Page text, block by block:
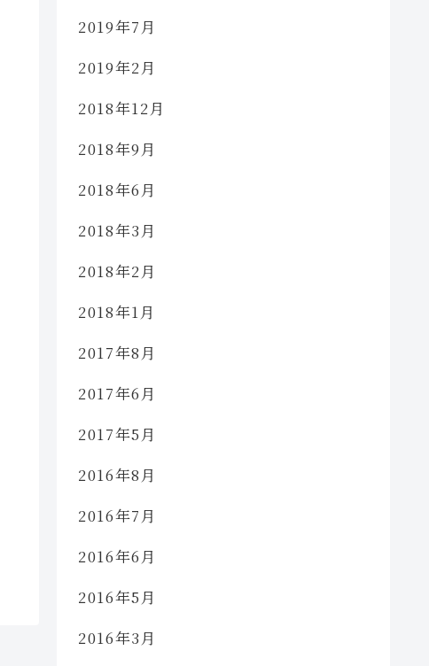
2019年7月
2019年2月
2018年12月
2018年9月
2018年6月
2018年3月
2018年2月
2018年1月
2017年8月
2017年6月
2017年5月
2016年8月
2016年7月
2016年6月
2016年5月
2016年3月